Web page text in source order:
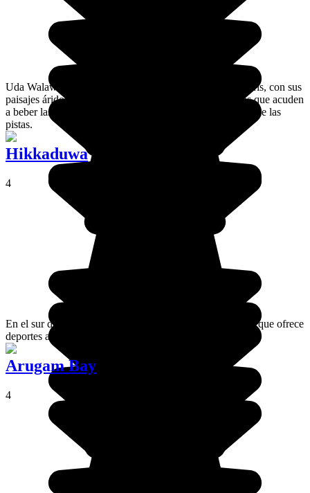
Uda Walawe es un santuario para los amantes de los safaris, con sus
paisajes áridos y desolados y sus grandes pantanos, a los que acuden
a beber las manadas de búfalos y de elefantes, muy cerca de las
pistas.
Hikkaduwa
4
En el sur de Sri Lanka, Hikkaduwa es una ciudad costera que ofrece
deportes acuáticos, y es ideal para familias y parejas.
Arugam Bay
4